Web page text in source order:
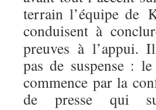
terrain l’équipe de
conduisent à
preuves à l’appui.
pas de suspense : le
commence par la
de presse qui